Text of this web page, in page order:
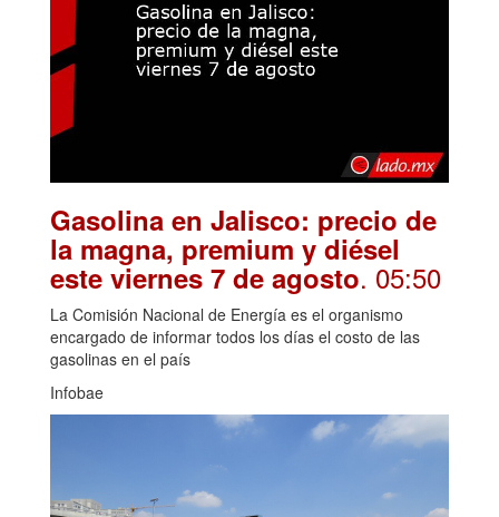
Gasolina en Jalisco: precio de
la magna, premium y diésel
este viernes 7 de agosto. 05:50
La Comisión Nacional de Energía es el organismo
encargado de informar todos los días el costo de las
gasolinas en el país
Infobae